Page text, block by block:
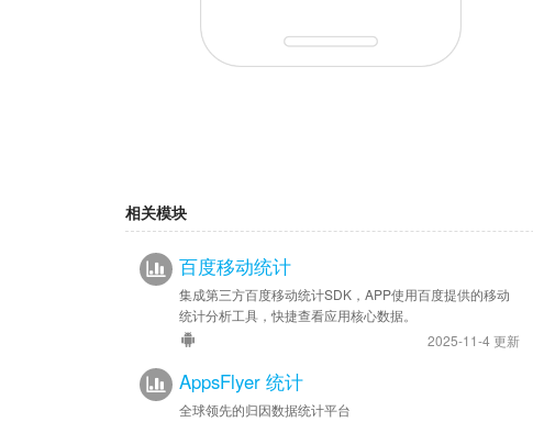
相关模块
百度移动统计
集成第三方百度移动统计SDK，APP使用百度提供的移动
统计分析工具，快捷查看应用核心数据。
2025-11-4 更新
AppsFlyer 统计
全球领先的归因数据统计平台